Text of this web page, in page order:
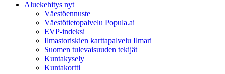
Aluekehitys nyt
Väestöennuste
Väestötietopalvelu Popula.ai
EVP-indeksi
Ilmastoriskien karttapalvelu Ilmari
Suomen tulevaisuuden tekijät
Kuntakysely
Kuntakortti